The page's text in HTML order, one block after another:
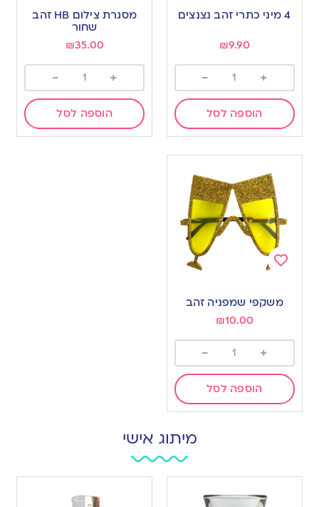
to
wishlist
4 מיני כתרי זהב נצנצים
₪9.90
+
-
הוספה לסל
to
wishlist
מסגרת צילום HB זהב
שחור
₪35.00
+
-
הוספה לסל
wishlist
משקפי שמפניה זהב
₪10.00
+
-
הוספה לסל
מיתוג אישי